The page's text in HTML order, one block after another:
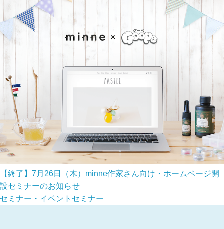
【終了】7月26日（木）minne作家さん向け・ホームページ開
設セミナーのお知らせ
セミナー・イベント セミナー